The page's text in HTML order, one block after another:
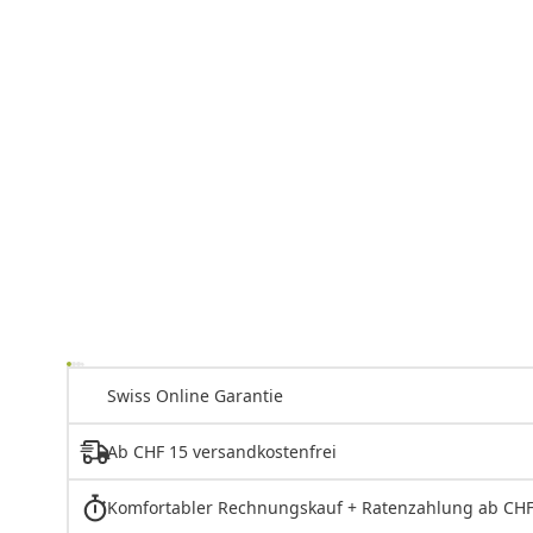
Swiss Online Garantie
Ab CHF 15 versandkostenfrei
Komfortabler Rechnungskauf + Ratenzahlung ab